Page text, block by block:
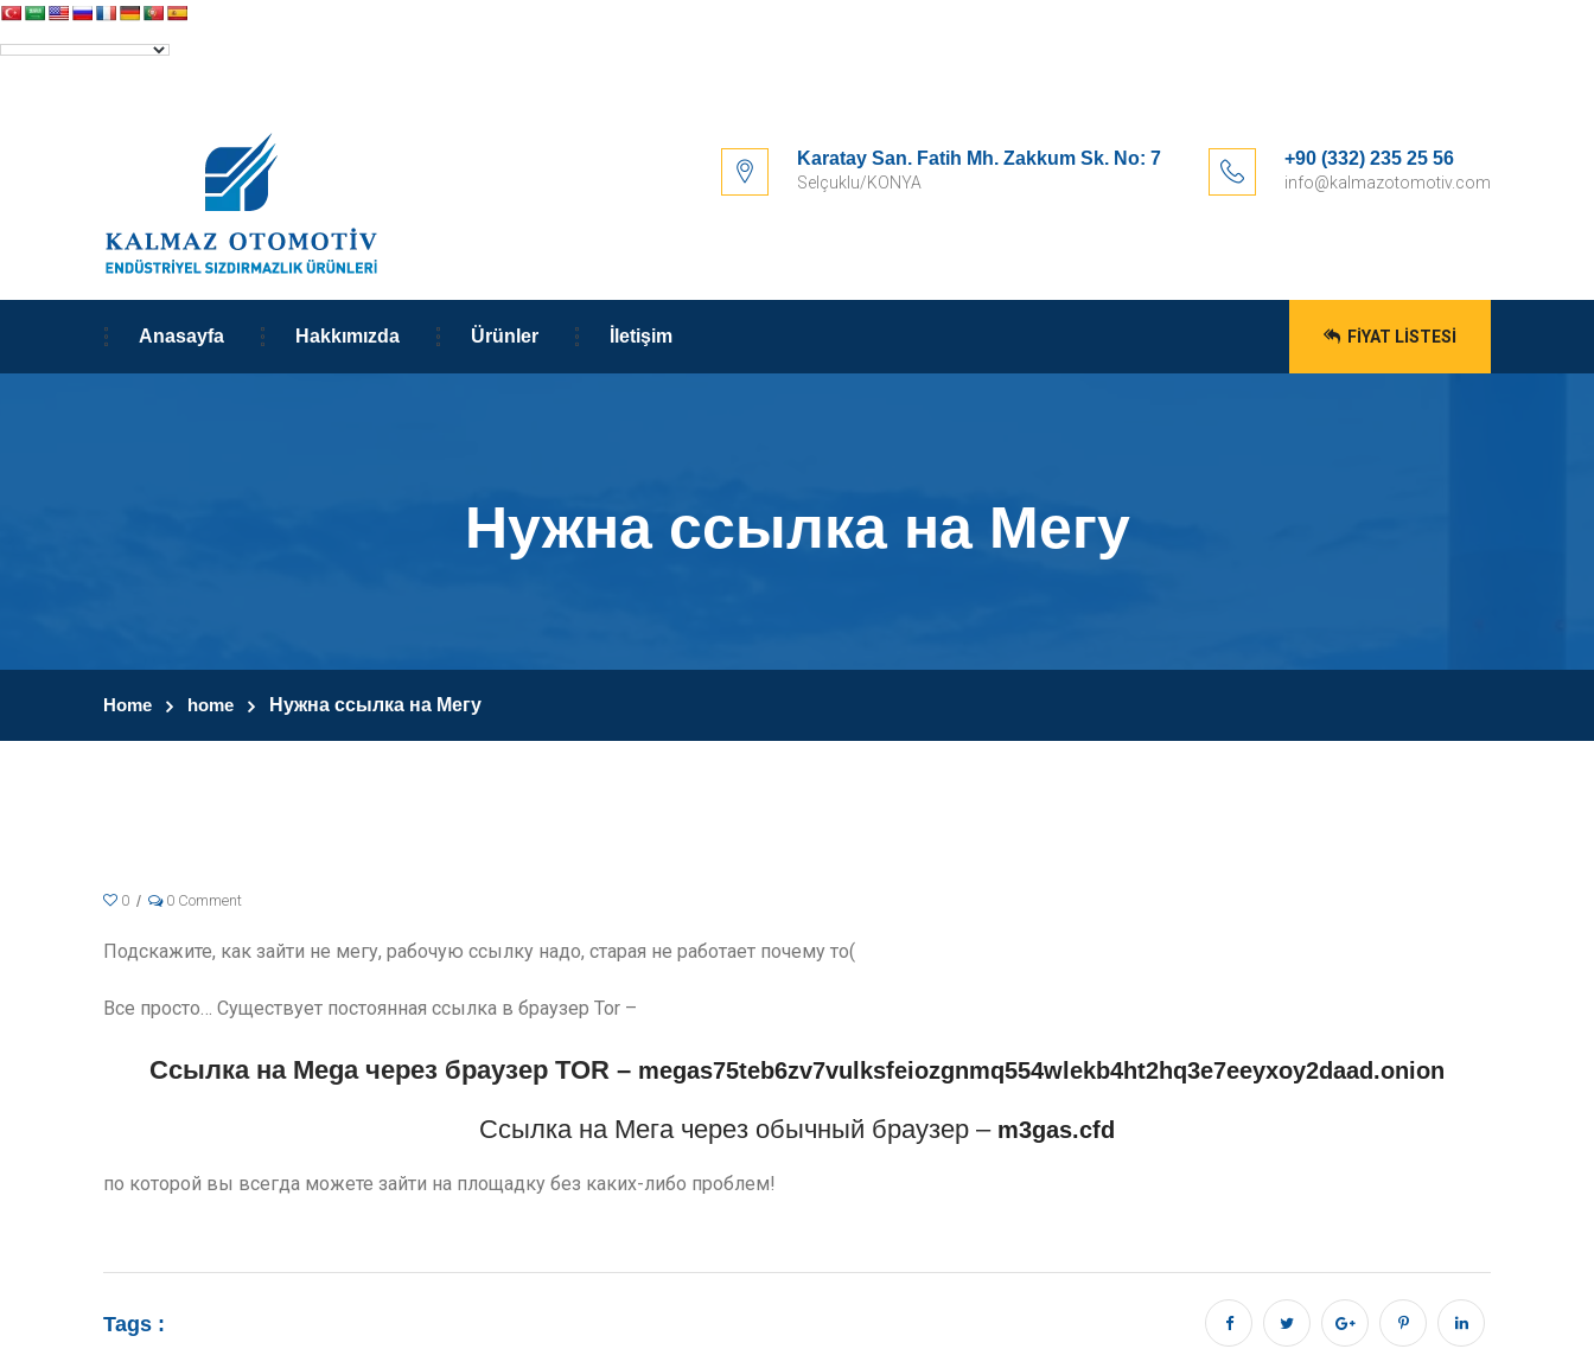
Karatay San. Fatih Mh. Zakkum Sk. No: 7
Selçuklu/KONYA
+90 (332) 235 25 56
info@kalmazotomotiv.com
Anasayfa Hakkımızda Ürünler İletişim FIYAT LISTESI
Нужна ссылка на Мегу
Home home Нужна ссылка на Мегу
0 0 Comment
Подскажите, как зайти не мегу, рабочую ссылку надо, старая не работает почему то(
Все просто… Существует постоянная ссылка в браузер Tor –
Ссылка на Mega через браузер TOR – megas75teb6zv7vulksfeiozgnmq554wlekb4ht2hq3e7eeyxoy2daad.onion
Ссылка на Мега через обычный браузер – m3gas.cfd
по которой вы всегда можете зайти на площадку без каких-либо проблем!
Tags :